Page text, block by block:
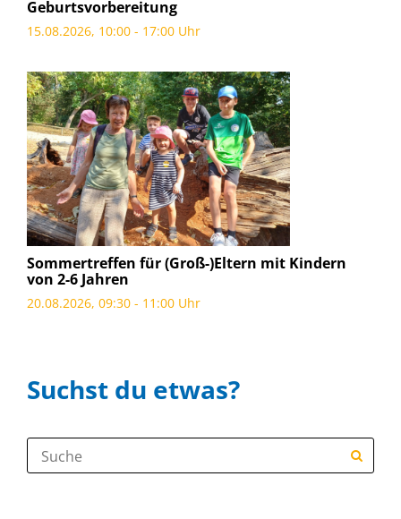
Geburtsvorbereitung
15.08.2026, 10:00 - 17:00 Uhr
Sommertreffen für (Groß-)Eltern mit Kindern
von 2-6 Jahren
20.08.2026, 09:30 - 11:00 Uhr
Suchst du etwas?
Suche: